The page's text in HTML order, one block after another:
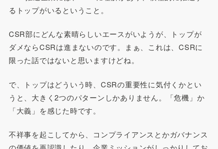
るトップがいるということ。
CSR部にどんな素晴らしいエースがいようが、トップが
ダメならCSRは進まないのです。まぁ、これは、CSRに
限った話ではないと思いますけどね。
で、トップはどういう時、CSRの重要性に気付くかとい
うと、大きく2つのパターンしかありません。「危機」か
「大義」を感じた時です。
不祥事を起こしてから、コンプライアンスとかガバナンス